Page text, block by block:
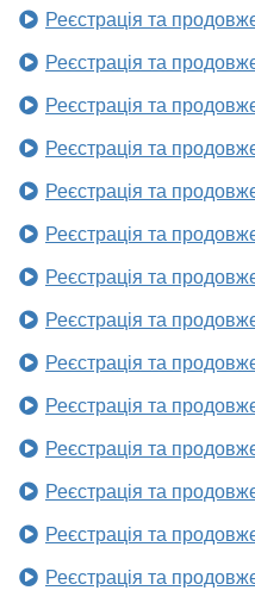
Реєстрація та
Реєстрація та
Реєстрація та
Реєстрація та
Реєстрація та
Реєстрація та
Реєстрація та
Реєстрація та
Реєстрація та
Реєстрація та
Реєстрація та
Реєстрація та
Реєстрація та
Реєстрація та